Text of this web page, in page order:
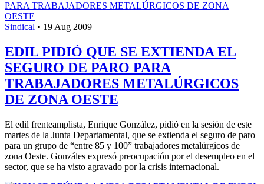
Sindical • 19 Aug 2009
EDIL PIDIÓ QUE SE EXTIENDA EL
SEGURO DE PARO PARA
TRABAJADORES METALÚRGICOS
DE ZONA OESTE
El edil frenteamplista, Enrique González, pidió en la sesión de este
martes de la Junta Departamental, que se extienda el seguro de paro
para un grupo de “entre 85 y 100” trabajadores metalúrgicos de
zona Oeste. Gonzáles expresó preocupación por el desempleo en el
sector, que se ha visto agravado por la crisis internacional.